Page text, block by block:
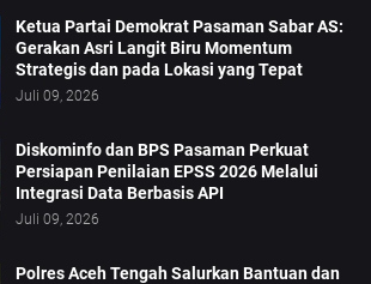
Ketua Partai Demokrat Pasaman Sabar AS:
Gerakan Asri Langit Biru Momentum
Strategis dan pada Lokasi yang Tepat
Juli 09, 2026
Diskominfo dan BPS Pasaman Perkuat
Persiapan Penilaian EPSS 2026 Melalui
Integrasi Data Berbasis API
Juli 09, 2026
Polres Aceh Tengah Salurkan Bantuan dan